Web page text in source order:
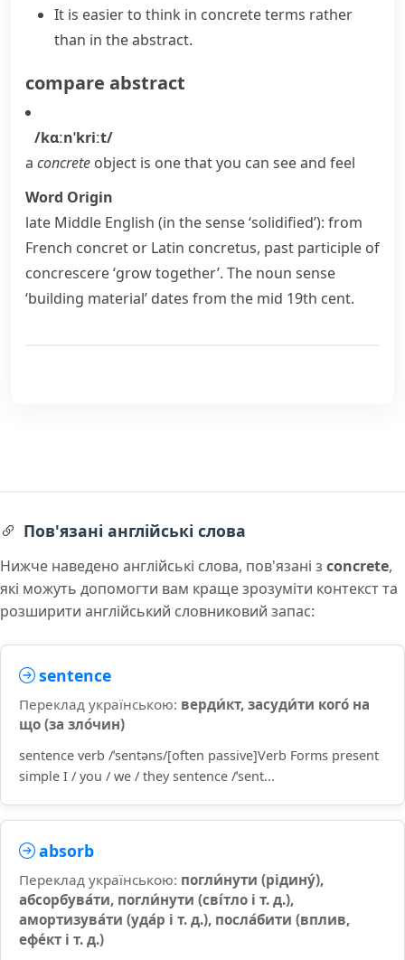
It is easier to think in concrete terms rather
than in the abstract.
compare abstract
/kɑːnˈkriːt/
a concrete object is one that you can see and feel
Word Origin
late Middle English (in the sense ‘solidified’): from
French concret or Latin concretus, past participle of
concrescere‘grow together’. The noun sense
‘building material’ dates from the mid 19th cent.
Пов'язані англійські слова
Нижче наведено англійські слова, пов'язані з concrete,
які можуть допомогти вам краще зрозуміти контекст та
розширити англійський словниковий запас:
sentence
Переклад українською: верди́кт, засуди́ти кого́ на
що (за зло́чин)
sentence verb /ˈsentəns/[often passive]Verb Forms present
simple I / you / we / they sentence /ˈsent...
absorb
Переклад українською: погли́нути (рідину́),
абсорбува́ти, погли́нути (сві́тло і т. д.),
амортизува́ти (уда́р і т. д.), посла́бити (вплив,
ефе́кт і т. д.)